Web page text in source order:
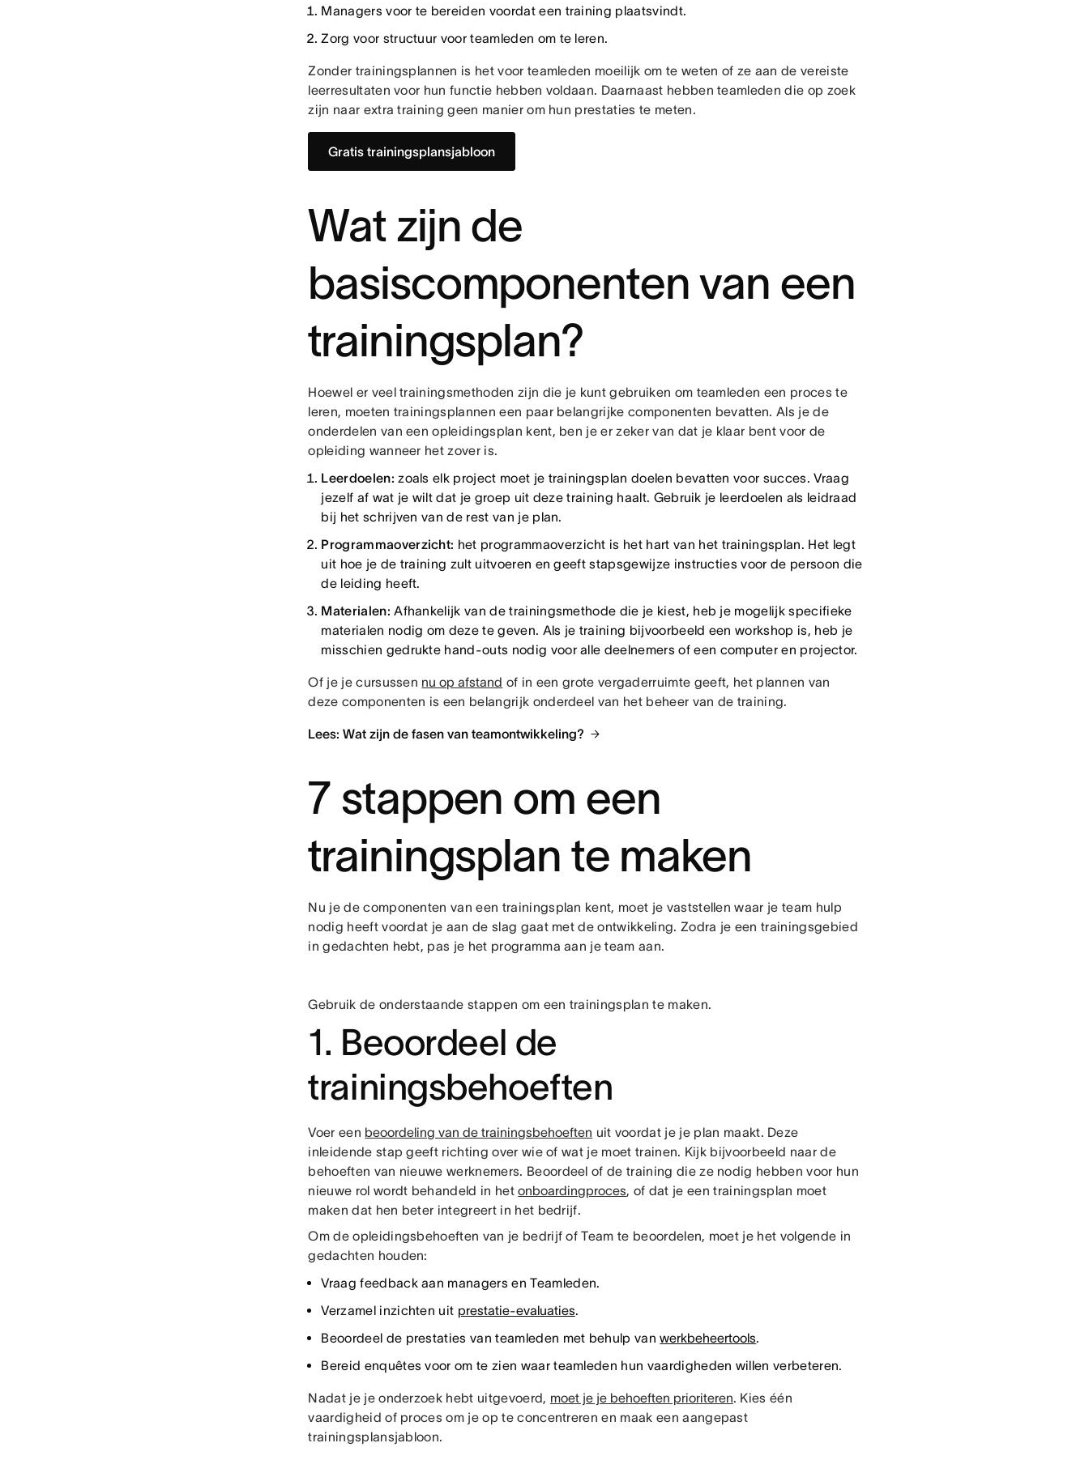
Managers voor te bereiden voordat een training plaatsvindt.
Zorg voor structuur voor teamleden om te leren.
Zonder trainingsplannen is het voor teamleden moeilijk om te weten of ze aan de vereiste
leerresultaten voor hun functie hebben voldaan. Daarnaast hebben teamleden die op zoek
zijn naar extra training geen manier om hun prestaties te meten.
Gratis trainingsplansjabloon
Wat zijn de
basiscomponenten van een
trainingsplan?
Hoewel er veel trainingsmethoden zijn die je kunt gebruiken om teamleden een proces te
leren, moeten trainingsplannen een paar belangrijke componenten bevatten. Als je de
onderdelen van een opleidingsplan kent, ben je er zeker van dat je klaar bent voor de
opleiding wanneer het zover is.
Leerdoelen:zoals elk project moet je trainingsplan doelen bevatten voor succes. Vraag
jezelf af wat je wilt dat je groep uit deze training haalt. Gebruik je leerdoelen als leidraad
bij het schrijven van de rest van je plan.
Programmaoverzicht: het programmaoverzicht is het hart van het trainingsplan. Het legt
uit hoe je de training zult uitvoeren en geeft stapsgewijze instructies voor de persoon die
de leiding heeft.
Materialen:Afhankelijk van de trainingsmethode die je kiest, heb je mogelijk specifieke
materialen nodig om deze te geven. Als je training bijvoorbeeld een workshop is, heb je
misschien gedrukte hand-outs nodig voor alle deelnemers of een computer en projector.
Of je je cursussen nu op afstand of in een grote vergaderruimte geeft, het plannen van
deze componenten is een belangrijk onderdeel van het beheer van de training.
Lees: Wat zijn de fasen van teamontwikkeling?
7 stappen om een
trainingsplan te maken
Nu je de componenten van een trainingsplan kent, moet je vaststellen waar je team hulp
nodig heeft voordat je aan de slag gaat met de ontwikkeling. Zodra je een trainingsgebied
in gedachten hebt, pas je het programma aan je team aan.
Gebruik de onderstaande stappen om een trainingsplan te maken.
1. Beoordeel de
trainingsbehoeften
Voer een beoordeling van de trainingsbehoeften uit voordat je je plan maakt. Deze
inleidende stap geeft richting over wie of wat je moet trainen. Kijk bijvoorbeeld naar de
behoeften van nieuwe werknemers. Beoordeel of de training die ze nodig hebben voor hun
nieuwe rol wordt behandeld in hetonboardingproces, of dat je een trainingsplan moet
maken dat hen beter integreert in het bedrijf.
Om de opleidingsbehoeften van je bedrijf of Team te beoordelen, moet je het volgende in
gedachten houden:
Vraag feedback aan managers en Teamleden.
Verzamel inzichten uit prestatie-evaluaties.
Beoordeel de prestaties van teamleden met behulp vanwerkbeheertools.
Bereid enquêtes voor om te zien waar teamleden hun vaardigheden willen verbeteren.
Nadat je je onderzoek hebt uitgevoerd, moet je je behoeften prioriteren. Kies één
vaardigheid of proces om je op te concentreren en maak een aangepast
trainingsplansjabloon.